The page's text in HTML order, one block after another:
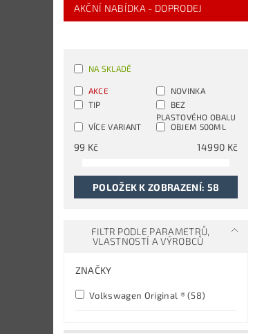
AKČNÍ NABÍDKA - DOPRODEJ
NA SKLADĚ
AKCE
NOVINKA
TIP
BEZ
PLASTOVÉHO OBALU
VÍCE VARIANT
OBJEM 500ML
99 Kč 14990 Kč
POLOŽEK K ZOBRAZENÍ: 58
FILTR PODLE PARAMETRŮ,
VLASTNOSTÍ A VÝROBCŮ
ZNAČKY
Volkswagen Original ®(58)